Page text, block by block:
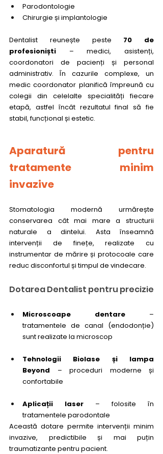
Parodontologie
Chirurgie și implantologie
Dentalist reunește peste 70 de
profesioniști – medici, asistenți,
coordonatori de pacienți și personal
administrativ. În cazurile complexe, un
medic coordonator planifică împreună cu
colegii din celelalte specialități fiecare
etapă, astfel încât rezultatul final să fie
stabil, funcțional și estetic.
Aparatură pentru
tratamente minim
invazive
Stomatologia modernă urmărește
conservarea cât mai mare a structurii
naturale a dintelui. Asta înseamnă
intervenții de finețe, realizate cu
instrumentar de mărire și protocoale care
reduc disconfortul și timpul de vindecare.
Dotarea Dentalist pentru precizie
Microscoape dentare –
tratamentele de canal (endodonție)
sunt realizate la microscop
Tehnologii Biolase și lampa
Beyond – proceduri moderne și
confortabile
Aplicații laser – folosite în
tratamentele parodontale
Această dotare permite intervenții minim
invazive, predictibile și mai puțin
traumatizante pentru pacient.